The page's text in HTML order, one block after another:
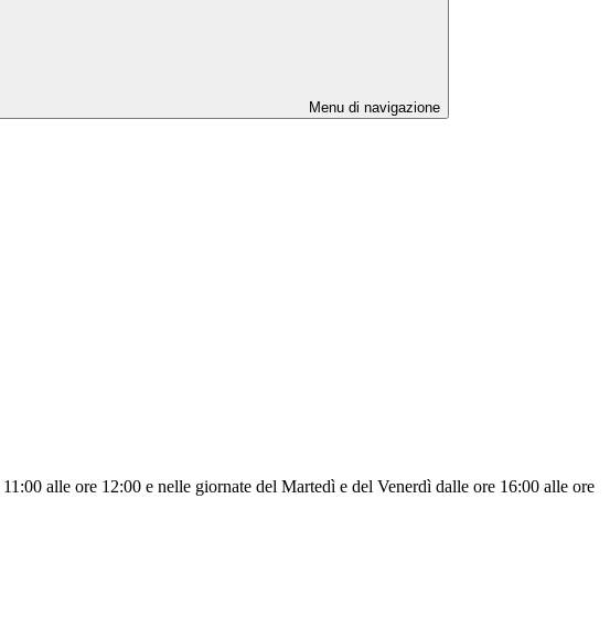
Menu di navigazione
alle ore 12:00 e nelle giornate del Martedì e del Venerdì dalle ore 16:00 alle ore